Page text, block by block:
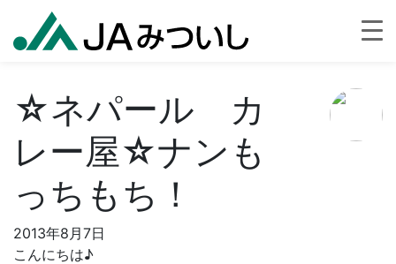
☆ネパール カ
レー屋☆ナンも
っちもち！
2013年8月7日
こんにちは♪